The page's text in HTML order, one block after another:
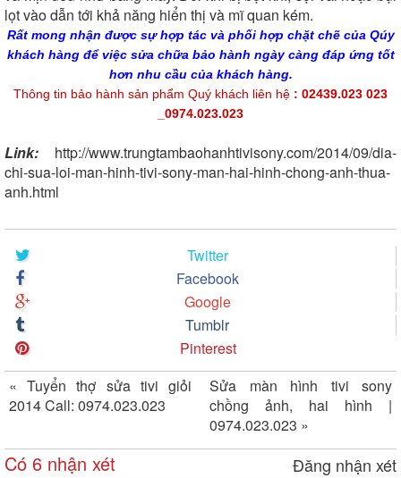
lọt vào dẫn tới khả năng hiển thị và mĩ quan kém.
Rất mong nhận được sự hợp tác và phối hợp chặt chẽ của Qúy
khách hàng để việc sửa chữa bảo hành ngày càng đáp ứng tốt
hơn nhu cầu của khách hàng.
Thông tin bảo hành sản phẩm Quý khách liên hệ : 02439.023 023
_0974.023.023
Link: http://www.trungtambaohanhtivisony.com/2014/09/dia-
chi-sua-loi-man-hinh-tivi-sony-man-hai-hinh-chong-anh-thua-
anh.html
Twitter
Facebook
Google
Tumblr
Pinterest
« Tuyển thợ sửa tivi giỏi
2014 Call: 0974.023.023
Sửa màn hình tivi sony
chồng ảnh, hai hình |
0974.023.023 »
Có 6 nhận xét Đăng nhận xét